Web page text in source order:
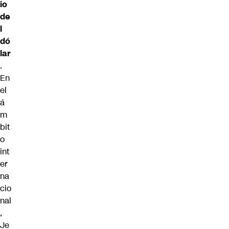
io
de
l
dó
lar
.
En
el
á
m
bit
o
int
er
na
cio
nal
,
Je